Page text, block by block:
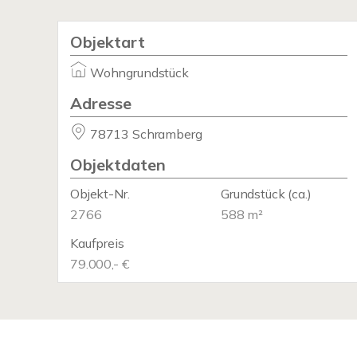
Objektart
Wohngrundstück
Adresse
78713 Schramberg
Objektdaten
Objekt-Nr.
2766
Grundstück(ca.)
588 m²
Kaufpreis
79.000,- €